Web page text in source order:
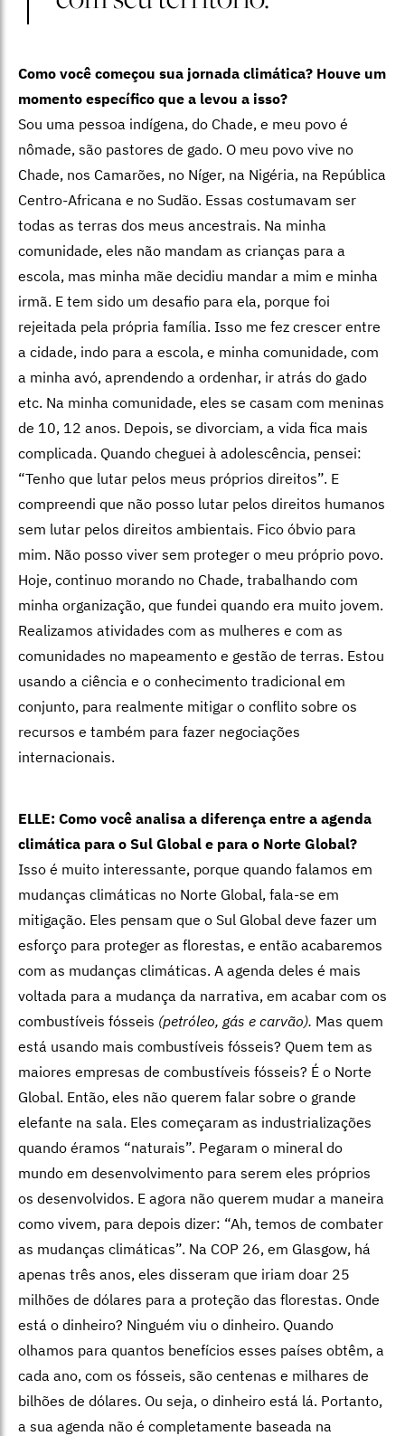
Como você começou sua jornada climática? Houve um
momento específico que a levou a isso?
Sou uma pessoa indígena, do Chade, e meu povo é
nômade, são pastores de gado. O meu povo vive no
Chade, nos Camarões, no Níger, na Nigéria, na República
Centro-Africana e no Sudão. Essas costumavam ser
todas as terras dos meus ancestrais. Na minha
comunidade, eles não mandam as crianças para a
escola, mas minha mãe decidiu mandar a mim e minha
irmã. E tem sido um desafio para ela, porque foi
rejeitada pela própria família. Isso me fez crescer entre
a cidade, indo para a escola, e minha comunidade, com
a minha avó, aprendendo a ordenhar, ir atrás do gado
etc. Na minha comunidade, eles se casam com meninas
de 10, 12 anos. Depois, se divorciam, a vida fica mais
complicada. Quando cheguei à adolescência, pensei:
“Tenho que lutar pelos meus próprios direitos”. E
compreendi que não posso lutar pelos direitos humanos
sem lutar pelos direitos ambientais. Fico óbvio para
mim. Não posso viver sem proteger o meu próprio povo.
Hoje, continuo morando no Chade, trabalhando com
minha organização, que fundei quando era muito jovem.
Realizamos atividades com as mulheres e com as
comunidades no mapeamento e gestão de terras. Estou
usando a ciência e o conhecimento tradicional em
conjunto, para realmente mitigar o conflito sobre os
recursos e também para fazer negociações
internacionais.
ELLE: Como você analisa a diferença entre a agenda
climática para o Sul Global e para o Norte Global?
Isso é muito interessante, porque quando falamos em
mudanças climáticas no Norte Global, fala-se em
mitigação. Eles pensam que o Sul Global deve fazer um
esforço para proteger as florestas, e então acabaremos
com as mudanças climáticas. A agenda deles é mais
voltada para a mudança da narrativa, em acabar com os
combustíveis fósseis (petróleo, gás e carvão). Mas quem
está usando mais combustíveis fósseis? Quem tem as
maiores empresas de combustíveis fósseis? É o Norte
Global. Então, eles não querem falar sobre o grande
elefante na sala. Eles começaram as industrializações
quando éramos “naturais”. Pegaram o mineral do
mundo em desenvolvimento para serem eles próprios
os desenvolvidos. E agora não querem mudar a maneira
como vivem, para depois dizer: “Ah, temos de combater
as mudanças climáticas”. Na COP 26, em Glasgow, há
apenas três anos, eles disseram que iriam doar 25
milhões de dólares para a proteção das florestas. Onde
está o dinheiro? Ninguém viu o dinheiro. Quando
olhamos para quantos benefícios esses países obtêm, a
cada ano, com os fósseis, são centenas e milhares de
bilhões de dólares. Ou seja, o dinheiro está lá. Portanto,
a sua agenda não é completamente baseada na